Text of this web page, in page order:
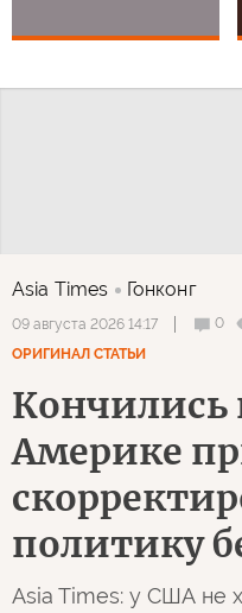
Asia Times Гонконг
09 августа 2026 14:17 0
ОРИГИНАЛ СТАТЬИ
Кончились
Америке
политику
Asia Times: у США не